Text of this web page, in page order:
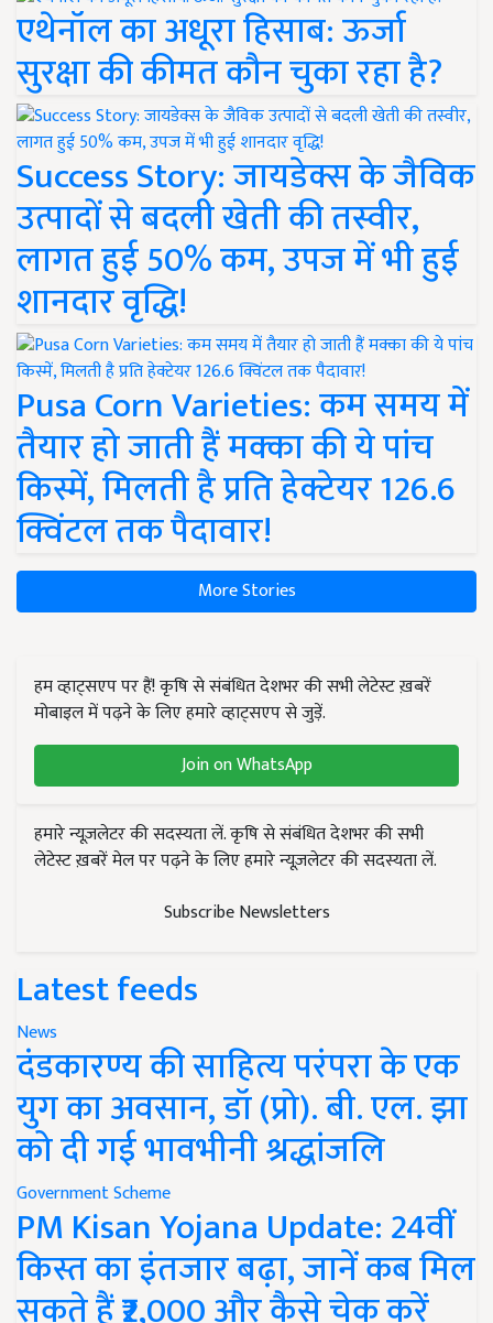
एथेनॉल का अधूरा हिसाब: ऊर्जा
सुरक्षा की कीमत कौन चुका रहा है?
Success Story: जायडेक्स के जैविक
उत्पादों से बदली खेती की तस्वीर,
लागत हुई 50% कम, उपज में भी हुई
शानदार वृद्धि!
Pusa Corn Varieties: कम समय में
तैयार हो जाती हैं मक्का की ये पांच
किस्में, मिलती है प्रति हेक्टेयर 126.6
क्विंटल तक पैदावार!
More Stories
हम व्हाट्सएप पर हैं! कृषि से संबंधित देशभर की सभी लेटेस्ट ख़बरें
मोबाइल में पढ़ने के लिए हमारे व्हाट्सएप से जुड़ें.
Join on WhatsApp
हमारे न्यूज़लेटर की सदस्यता लें. कृषि से संबंधित देशभर की सभी
लेटेस्ट ख़बरें मेल पर पढ़ने के लिए हमारे न्यूज़लेटर की सदस्यता लें.
Subscribe Newsletters
Latest feeds
News
दंडकारण्य की साहित्य परंपरा के एक
युग का अवसान, डॉ (प्रो). बी. एल. झा
को दी गई भावभीनी श्रद्धांजलि
Government Scheme
PM Kisan Yojana Update: 24वीं
किस्त का इंतजार बढ़ा, जानें कब मिल
सकते हैं ₹2,000 और कैसे चेक करें